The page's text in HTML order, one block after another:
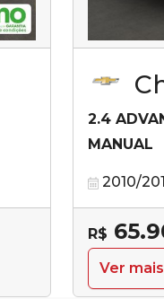
2.4
MANUAL
2010/
R$
Ver mais